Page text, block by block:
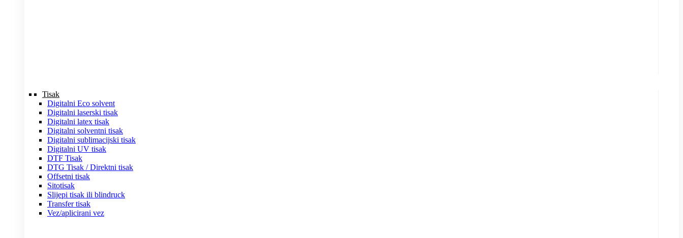
Tisak
Digitalni Eco solvent
Digitalni laserski tisak
Digitalni latex tisak
Digitalni solventni tisak
Digitalni sublimacijski tisak
Digitalni UV tisak
DTF Tisak
DTG Tisak / Direktni tisak
Offsetni tisak
Sitotisak
Slijepi tisak ili blindruck
Transfer tisak
Vez/aplicirani vez